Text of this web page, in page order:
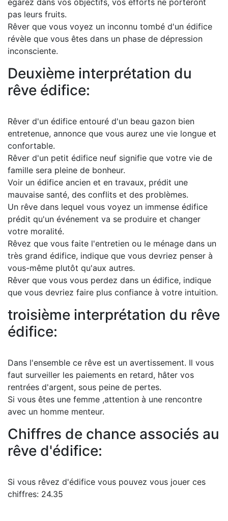
égarez dans vos objectifs, vos efforts ne porteront
pas leurs fruits.
Rêver que vous voyez un inconnu tombé d'un édifice
révèle que vous êtes dans un phase de dépression
inconsciente.
Deuxième interprétation du
rêve édifice:
Rêver d'un édifice entouré d'un beau gazon bien
entretenue, annonce que vous aurez une vie longue et
confortable.
Rêver d'un petit édifice neuf signifie que votre vie de
famille sera pleine de bonheur.
Voir un édifice ancien et en travaux, prédit une
mauvaise santé, des conflits et des problèmes.
Un rêve dans lequel vous voyez un immense édifice
prédit qu'un événement va se produire et changer
votre moralité.
Rêvez que vous faite l'entretien ou le ménage dans un
très grand édifice, indique que vous devriez penser à
vous-même plutôt qu'aux autres.
Rêver que vous vous perdez dans un édifice, indique
que vous devriez faire plus confiance à votre intuition.
troisième interprétation du rêve
édifice:
Dans l'ensemble ce rêve est un avertissement. Il vous
faut surveiller les paiements en retard, hâter vos
rentrées d'argent, sous peine de pertes.
Si vous êtes une femme ,attention à une rencontre
avec un homme menteur.
Chiffres de chance associés au
rêve d'édifice:
Si vous rêvez d'édifice vous pouvez vous jouer ces
chiffres: 24.35